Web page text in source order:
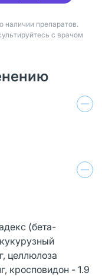
наличии препаратов.
с врачом
(бета-
целлюлоза
кросповидон - 1.9